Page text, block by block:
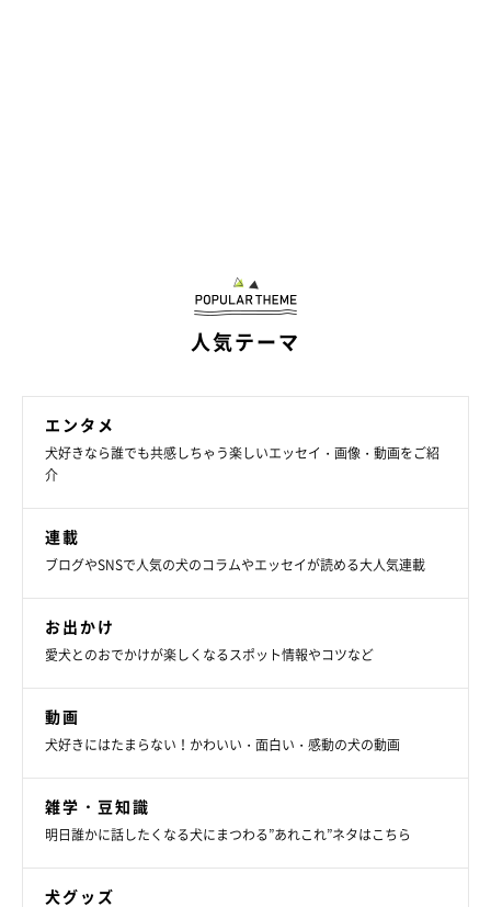
毎日すごいスピードで成長中！
@mugi_nikki
むぎちゃんをお迎えしてから成長スピードに驚き、「『可愛い』
が止まりません」と話す飼い主さん。まだ家族になって間もない
むぎちゃんと今後どのように過ごしていきたいのか、今の思いを
このように話しています。
人気テーマ
エンタメ
犬好きなら誰でも共感しちゃう楽しいエッセイ・画像・動画をご紹
介
連載
ブログやSNSで人気の犬のコラムやエッセイが読める大人気連載
お出かけ
愛犬とのおでかけが楽しくなるスポット情報やコツなど
動画
犬好きにはたまらない！かわいい・面白い・感動の犬の動画
雑学・豆知識
明日誰かに話したくなる犬にまつわる”あれこれ”ネタはこちら
犬グッズ